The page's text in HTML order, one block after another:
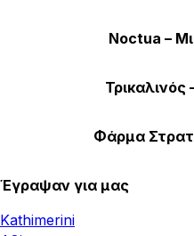
Noctua –
Φάρμα
Έγραψαν για μας
Κathimerini